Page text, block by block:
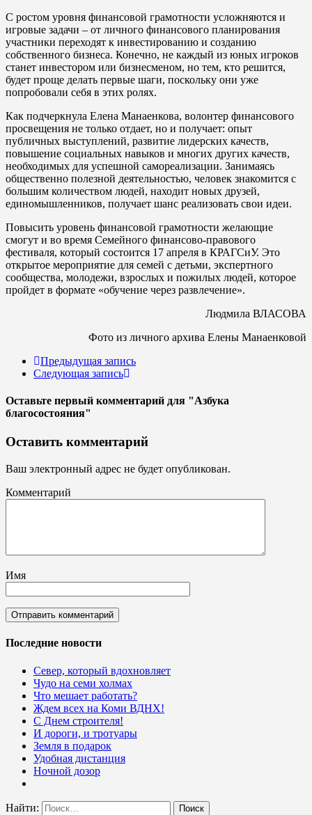
С ростом уровня финансовой грамотности усложняются и
игровые задачи – от личного финансового планирования
участники переходят к инвестированию и созданию
собственного бизнеса. Конечно, не каждый из юных игроков
станет инвестором или бизнесменом, но тем, кто решится,
будет проще делать первые шаги, поскольку они уже
попробовали себя в этих ролях.
Как подчеркнула Елена Манаенкова, волонтер финансового
просвещения не только отдает, но и получает: опыт
публичных выступлений, развитие лидерских качеств,
повышение социальных навыков и многих других качеств,
необходимых для успешной самореализации. Занимаясь
общественно полезной деятельностью, человек знакомится с
большим количеством людей, находит новых друзей,
единомышленников, получает шанс реализовать свои идеи.
Повысить уровень финансовой грамотности желающие
смогут и во время Семейного финансово-правового
фестиваля, который состоится 17 апреля в КРАГСиУ. Это
открытое мероприятие для семей с детьми, экспертного
сообщества, молодежи, взрослых и пожилых людей, которое
пройдет в формате «обучение через развлечение».
Людмила ВЛАСОВА
Фото из личного архива Елены Манаенковой
Предыдущая запись
Следующая запись
Оставьте первый комментарий для "Азбука
благосостояния"
Оставить комментарий
Ваш электронный адрес не будет опубликован.
Комментарий
Имя
Последние новости
Север, который вдохновляет
Чудо на семи холмах
Что мешает работать?
Ждем всех на Коми ВДНХ!
С Днем строителя!
И дороги, и тротуары
Земля в подарок
Удобная дистанция
Ночной дозор
Найти: